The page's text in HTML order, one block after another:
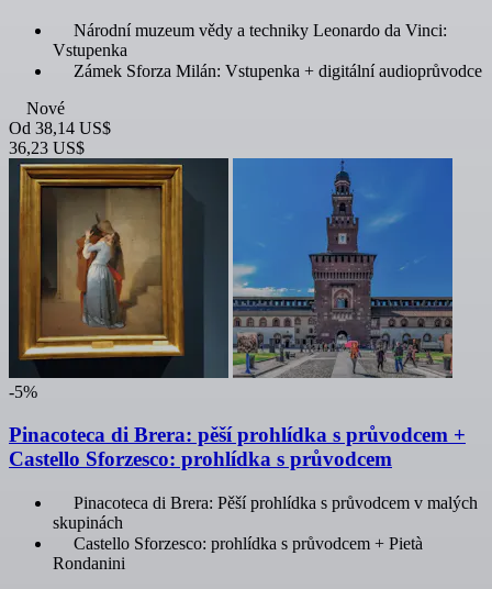
Národní muzeum vědy a techniky Leonardo da Vinci:
Vstupenka
Zámek Sforza Milán: Vstupenka + digitální audioprůvodce
Nové
Od 38,14 US$
36,23 US$
-5%
Pinacoteca di Brera: pěší prohlídka s průvodcem +
Castello Sforzesco: prohlídka s průvodcem
Pinacoteca di Brera: Pěší prohlídka s průvodcem v malých
skupinách
Castello Sforzesco: prohlídka s průvodcem + Pietà
Rondanini